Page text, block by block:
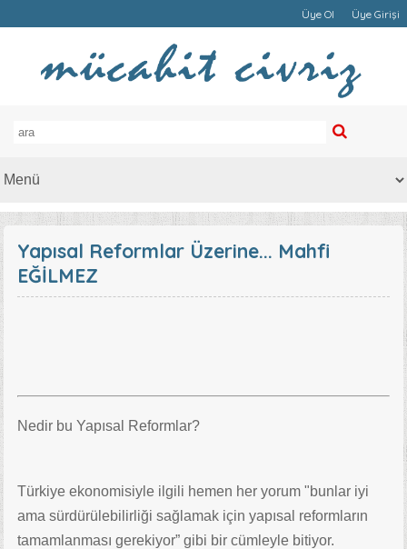
Üye Ol Üye Girişi
Yapısal Reformlar Üzerine... Mahfi
EĞİLMEZ
Nedir bu Yapısal Reformlar?
Türkiye ekonomisiyle ilgili hemen her yorum "bunlar iyi
ama sürdürülebilirliği sağlamak için yapısal reformların
tamamlanması gerekiyor” gibi bir cümleyle bitiyor.